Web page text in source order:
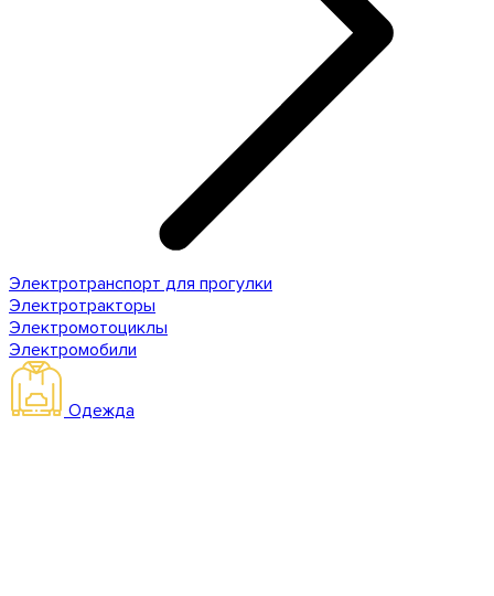
Электротранспорт для прогулки
Электротракторы
Электромотоциклы
Электромобили
Одежда